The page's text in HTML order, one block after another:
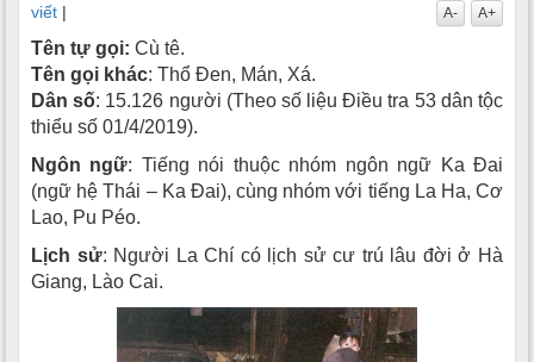
viết | A+
A-
Tên tự gọi: Cù tê.
Tên gọi khác: Thổ Ðen, Mán, Xá.
Dân số: 15.126 người (Theo số liệu Điều tra 53 dân tộc
thiểu số 01/4/2019).
Ngôn ngữ: Tiếng nói thuộc nhóm ngôn ngữ Ka Ðai
(ngữ hệ Thái – Ka Ðai), cùng nhóm với tiếng La Ha, Cơ
Lao, Pu Péo.
Lịch sử: Người La Chí có lịch sử cư trú lâu đời ở Hà
Giang, Lào Cai.